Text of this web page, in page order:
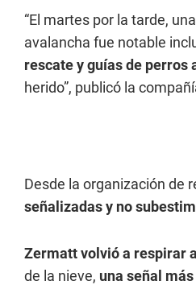
“El martes por la tarde,
avalancha fue notable
rescate y guías de perros
herido”, publicó la
Desde la organización de
señalizadas y no
Zermatt volvió a respirar
de la nieve, una señal